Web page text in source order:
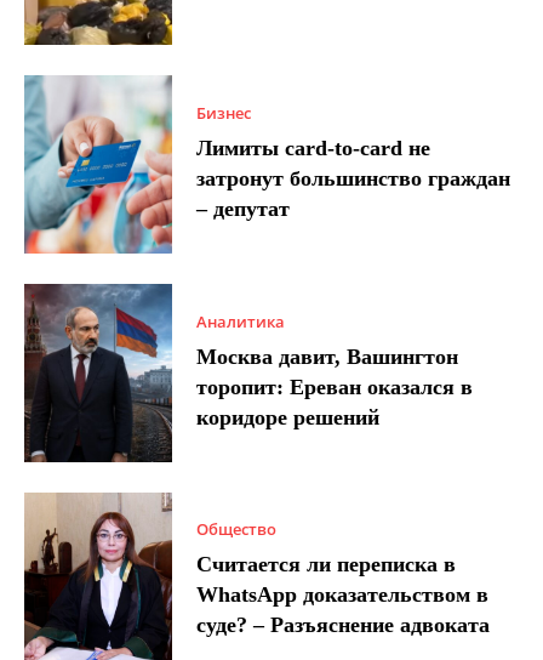
Бизнес
Лимиты card-to-card не
затронут большинство граждан
– депутат
Аналитика
Москва давит, Вашингтон
торопит: Ереван оказался в
коридоре решений
Общество
Считается ли переписка в
WhatsApp доказательством в
суде? – Разъяснение адвоката